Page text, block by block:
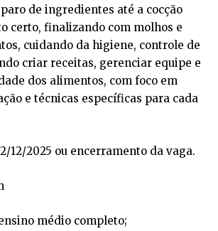
de ingredientes até a cocção
certo, finalizando com molhos e
cuidando da higiene, controle de
criar receitas, gerenciar equipe e
dos alimentos, com foco em
e técnicas específicas para cada
12/2025 ou encerramento da vaga.
médio completo;